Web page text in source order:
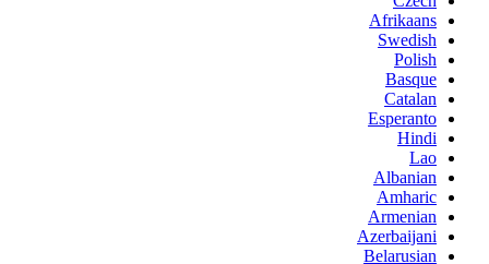
Afrikaans
Swedish
Polish
Basque
Catalan
Esperanto
Hindi
Lao
Albanian
Amharic
Armenian
Azerbaijani
Belarusian